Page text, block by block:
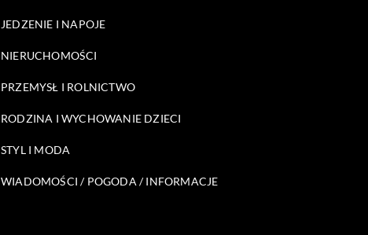
JEDZENIE I NAPOJE
NIERUCHOMOŚCI
PRZEMYSŁ I ROLNICTWO
RODZINA I WYCHOWANIE DZIECI
STYL I MODA
WIADOMOŚCI / POGODA / INFORMACJE